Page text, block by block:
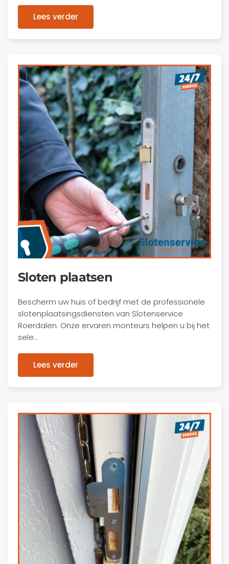
Lees verder
Sloten plaatsen
Bescherm uw huis of bedrijf met de professionele
slotenplaatsingsdiensten van Slotenservice
Roerdalen. Onze ervaren monteurs helpen u bij het
sele…
Lees verder